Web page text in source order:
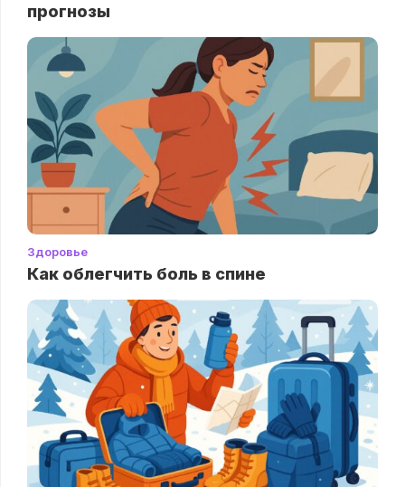
прогнозы
Здоровье
Как облегчить боль в спине